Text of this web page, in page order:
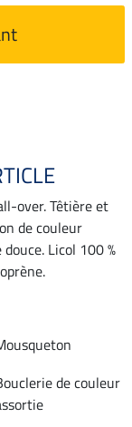
over. Têtière et
de couleur
Licol 100 %
de couleur